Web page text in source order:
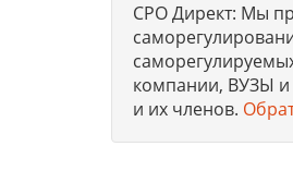
СРО Директ: Мы
компании, ВУЗЫ и
и их членов.